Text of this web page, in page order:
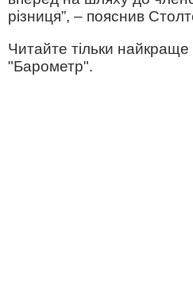
різниця”, – пояснив
Читайте тільки найкраще
"Барометр".